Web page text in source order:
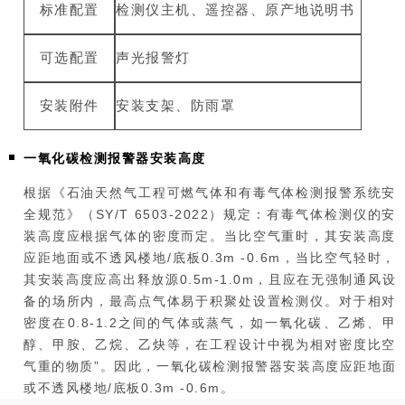
标准配置 检测仪主机、遥控器、原产地说明书
可选配置 声光报警灯
安装附件 安装支架、防雨罩
一氧化碳检测报警器安装高度
根据《石油天然气工程可燃气体和有毒气体检测报警系统安
全规范》（SY/T 6503-2022）规定：有毒气体检测仪的安
装高度应根据气体的密度而定。当比空气重时，其安装高度
应距地面或不透风楼地/底板0.3m -0.6m，当比空气轻时，
其安装高度应高出释放源0.5m-1.0m，且应在无强制通风设
备的场所内，最高点气体易于积聚处设置检测仪。对于相对
密度在0.8-1.2之间的气体或蒸气，如一氧化碳、乙烯、甲
醇、甲胺、乙烷、乙炔等，在工程设计中视为相对密度比空
气重的物质”。因此，一氧化碳检测报警器安装高度应距地面
或不透风楼地/底板0.3m -0.6m。